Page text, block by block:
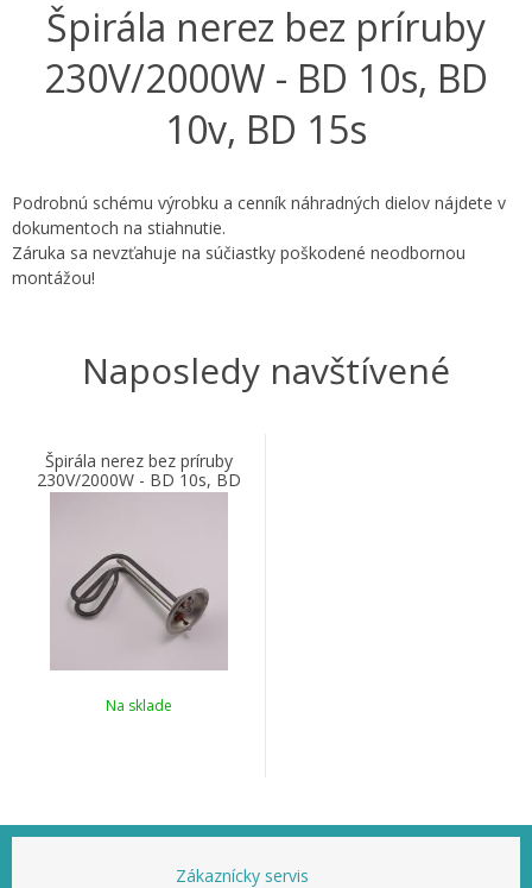
Špirála nerez bez príruby
230V/2000W - BD 10s, BD
10v, BD 15s
Podrobnú schému výrobku a cenník náhradných dielov nájdete v
dokumentoch na stiahnutie.
Záruka sa nevzťahuje na súčiastky poškodené neodbornou
montážou!
Naposledy navštívené
Špirála nerez bez príruby
230V/2000W - BD 10s, BD
10v, BD 15s
Na sklade
Zákaznícky servis